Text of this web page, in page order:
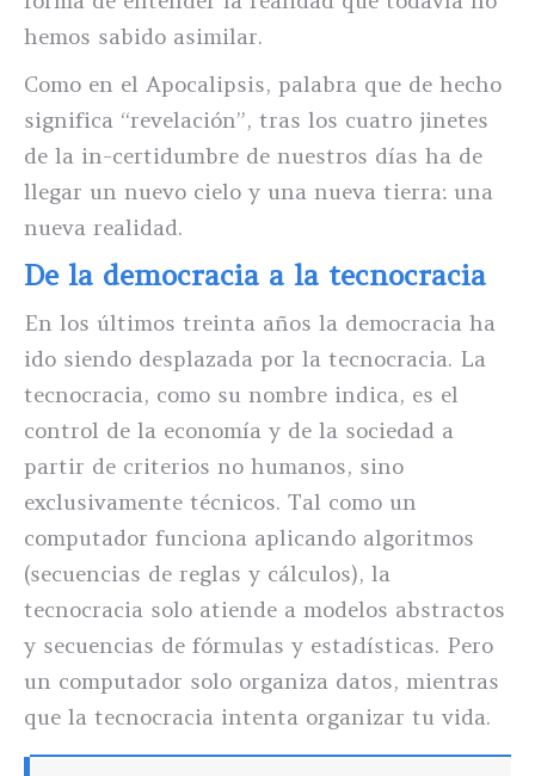
hemos sabido asimilar.
Como en el Apocalipsis, palabra que de hecho
significa “revelación”, tras los cuatro jinetes
de la in-certidumbre de nuestros días ha de
llegar un nuevo cielo y una nueva tierra: una
nueva realidad.
De la democracia a la tecnocracia
En los últimos treinta años la democracia ha
ido siendo desplazada por la tecnocracia. La
tecnocracia, como su nombre indica, es el
control de la economía y de la sociedad a
partir de criterios no humanos, sino
exclusivamente técnicos. Tal como un
computador funciona aplicando algoritmos
(secuencias de reglas y cálculos), la
tecnocracia solo atiende a modelos abstractos
y secuencias de fórmulas y estadísticas. Pero
un computador solo organiza datos, mientras
que la tecnocracia intenta organizar tu vida.